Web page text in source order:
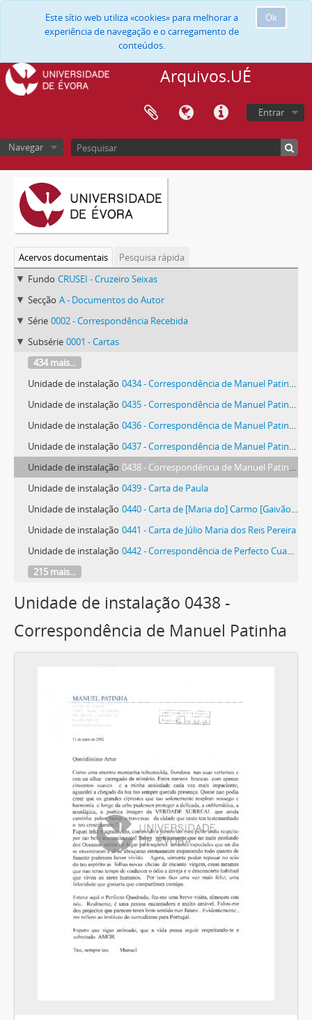
Ok
Este sítio web utiliza «cookies» para melhorar a
experiência de navegação e o carregamento de
conteúdos.
Arquivos.UÉ
Entrar
Navegar
Acervos documentais
Pesquisa rápida
Fundo CRUSEI - Cruzeiro Seixas
Secção A - Documentos do Autor
Série 0002 - Correspondência Recebida
Subsérie 0001 - Cartas
434 mais...
Unidade de instalação 0434 - Correspondência de Manuel Patinha
Unidade de instalação 0435 - Correspondência de Manuel Patinha
Unidade de instalação 0436 - Correspondência de Manuel Patinha
Unidade de instalação 0437 - Correspondência de Manuel Patinha
Unidade de instalação 0438 - Correspondência de Manuel Patinha
Unidade de instalação 0439 - Carta de Paula
Unidade de instalação 0440 - Carta de [Maria do] Carmo [Gaivão de Tavares] Risques Pereira
Unidade de instalação 0441 - Carta de Júlio Maria dos Reis Pereira
Unidade de instalação 0442 - Correspondência de Perfecto Cuadrado Fernández e outros
215 mais...
Unidade de instalação 0438 -
Correspondência de Manuel Patinha